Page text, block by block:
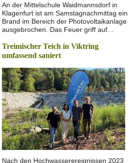
An der Mittelschule Waidmannsdorf in
Klagenfurt ist am Samstagnachmittag ein
Brand im Bereich der Photovoltaikanlage
ausgebrochen. Das Feuer griff auf…
Treimischer Teich in Viktring
umfassend saniert
Nach den Hochwasserereignissen 2023